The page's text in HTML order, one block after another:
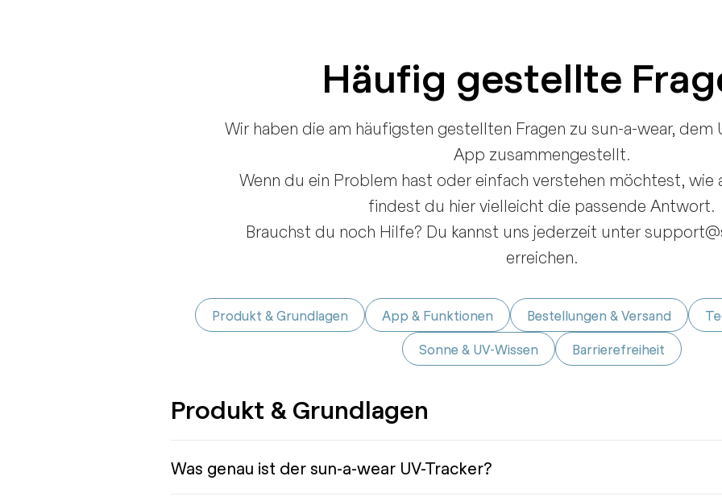
Häufig gestellte
Wir haben die am häufigsten gestellten Fragen zu sun-a-wear, dem
App zusammengestellt.
Wenn du ein Problem hast oder einfach verstehen möchtest, wie
findest du hier vielleicht die passende Antwort.
Brauchst du noch Hilfe? Du kannst uns jederzeit unter
erreichen.
Produkt & Grundlagen App & Funktionen Bestellungen & Versand
Sonne & UV-Wissen
Barrierefreiheit
Produkt & Grundlagen
Was genau ist der sun-a-wear UV-Tracker?